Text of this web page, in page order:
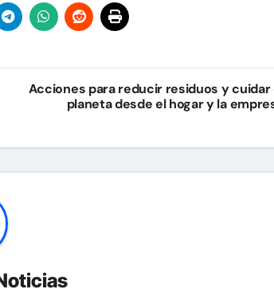
Acciones para reducir residuos y cuidar
planeta desde el hogar y la